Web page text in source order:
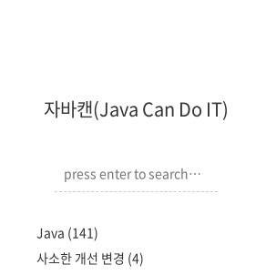
자바캔(Java Can Do IT)
Java (141)
사소한 개선 변경 (4)